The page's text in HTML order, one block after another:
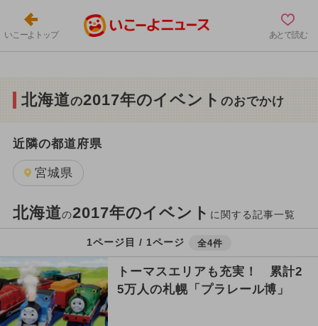
いこーよトップ あとで読む
北海道の2017年のイベントのおでかけ
近隣の都道府県
宮城県
北海道の2017年のイベント に関する記事一覧
1ページ目 / 1ページ 全4件
トーマスエリアも充実！ 累計2
5万人の札幌「プラレール博」